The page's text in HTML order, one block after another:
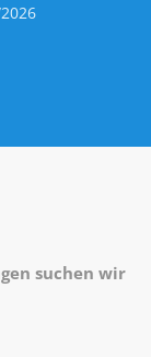
suchen wir